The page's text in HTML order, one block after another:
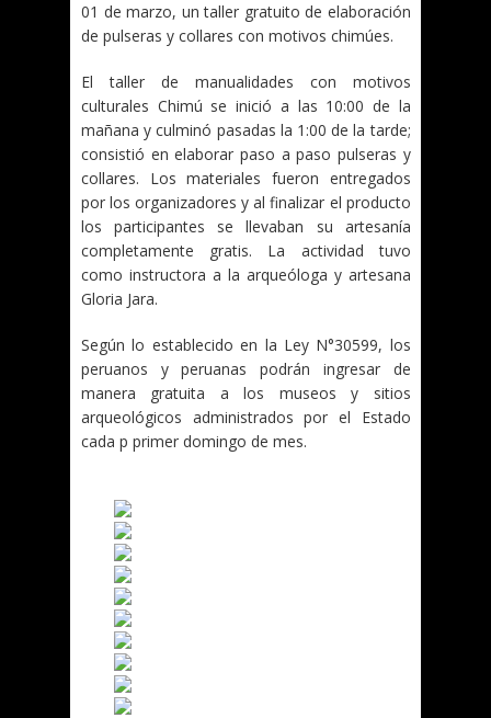
01 de marzo, un taller gratuito de elaboración
de pulseras y collares con motivos chimúes.
El taller de manualidades con motivos
culturales Chimú se inició a las 10:00 de la
mañana y culminó pasadas la 1:00 de la tarde;
consistió en elaborar paso a paso pulseras y
collares. Los materiales fueron entregados
por los organizadores y al finalizar el producto
los participantes se llevaban su artesanía
completamente gratis. La actividad tuvo
como instructora a la arqueóloga y artesana
Gloria Jara.
Según lo establecido en la Ley N°30599, los
peruanos y peruanas podrán ingresar de
manera gratuita a los museos y sitios
arqueológicos administrados por el Estado
cada p primer domingo de mes.